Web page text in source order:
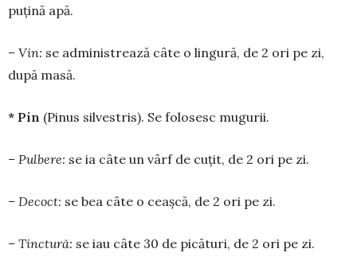
puțină apă.
– Vin: se adminis­trea­ză câte o lingură, de 2 ori pe zi,
după masă.
* Pin (Pinus silvestris). Se folo­sesc mugurii.
– Pulbere: se ia câte un vârf de cuţit, de 2 ori pe zi.
– Decoct: se bea câte o ceaşcă, de 2 ori pe zi.
– Tinctură: se iau câte 30 de pică­turi, de 2 ori pe zi.